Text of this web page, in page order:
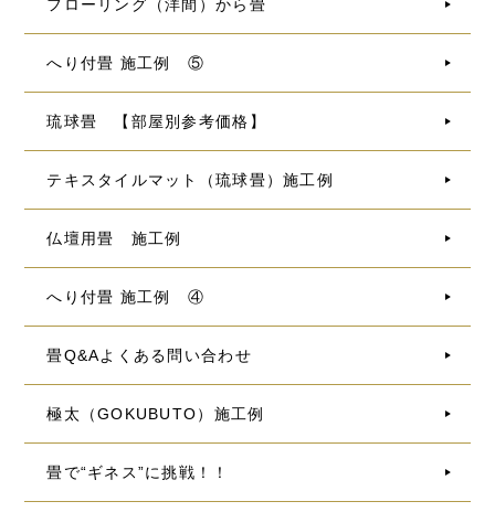
フローリング（洋間）から畳
へり付畳 施工例 ⑤
琉球畳 【部屋別参考価格】
テキスタイルマット（琉球畳）施工例
仏壇用畳 施工例
へり付畳 施工例 ④
畳Q&Aよくある問い合わせ
極太（GOKUBUTO）施工例
畳で“ギネス”に挑戦！！